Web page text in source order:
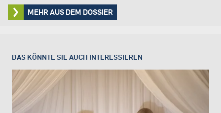
MEHR AUS DEM DOSSIER
DAS KÖNNTE SIE AUCH INTERESSIEREN